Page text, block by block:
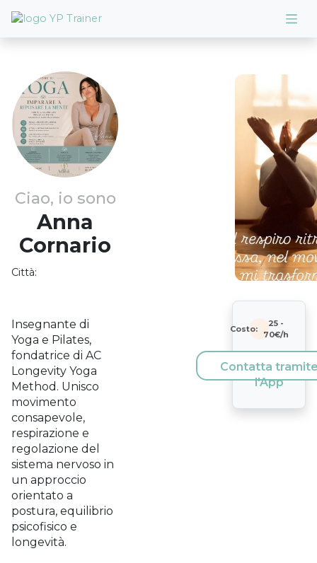
Ciao, io sono
Anna
Cornario
Città:
Insegnante di
Yoga e Pilates,
fondatrice di AC
Longevity Yoga
Method. Unisco
movimento
consapevole,
respirazione e
regolazione del
sistema nervoso in
un approccio
orientato a
postura, equilibrio
psicofisico e
longevità.
Costo:
25 -
70€/h
Contatta
l'App